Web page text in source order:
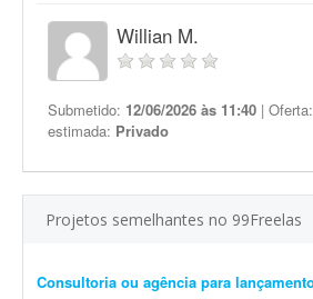
Willian M.
Submetido: 12/06/2026 às 11:40 | Oferta:
estimada: Privado
Projetos semelhantes no 99Freelas